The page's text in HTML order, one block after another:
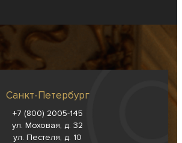
Санкт-Петербург
+7 (800) 2005-145
ул. Моховая, д. 32
ул. Пестеля, д. 10